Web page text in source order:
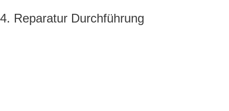
4. Reparatur Durchführung